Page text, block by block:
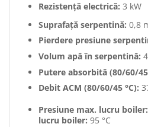
Rezistență electrică: 3 kW
Suprafață serpentină: 0,8
Pierdere presiune
Volum apă în serpentină:
Putere absorbită (80/60/45
Debit ACM (80/60/45 °C):
Presiune max. lucru boiler:
lucru boiler: 95 °C